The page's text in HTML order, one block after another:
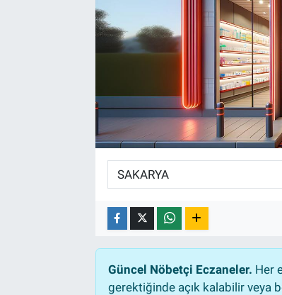
Güncel Nöbetçi Eczaneler. Her
gerektiğinde açık kalabilir veya